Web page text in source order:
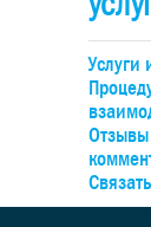
размере
школы,
можно
Услуги